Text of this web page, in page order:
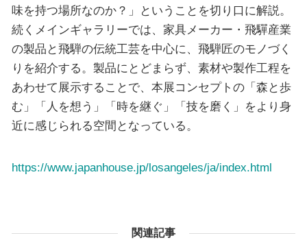
味を持つ場所なのか？」ということを切り口に解説。
続くメインギャラリーでは、家具メーカー・飛驒産業
の製品と飛騨の伝統工芸を中心に、飛騨匠のモノづく
りを紹介する。製品にとどまらず、素材や製作工程を
あわせて展示することで、本展コンセプトの「森と歩
む」「人を想う」「時を継ぐ」「技を磨く」をより身
近に感じられる空間となっている。
https://www.japanhouse.jp/losangeles/ja/index.html
関連記事